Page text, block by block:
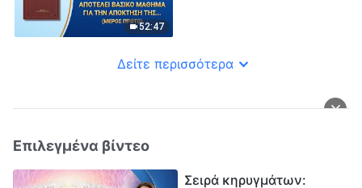
52:47
Δείτε περισσότερα
Επιλεγμένα βίντεο
Σειρά κηρυγμάτων: